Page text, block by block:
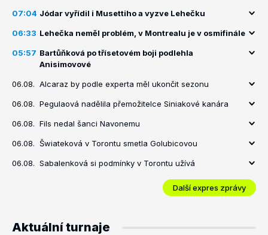
07:04 Jódar vyřídil i Musettiho a vyzve Lehečku
06:33 Lehečka neměl problém, v Montrealu je v osmifinále
05:57 Bartůňková po třísetovém boji podlehla
Anisimovové
06.08. Alcaraz by podle experta měl ukončit sezonu
06.08. Pegulaová nadělila přemožitelce Siniakové kanára
06.08. Fils nedal šanci Navonemu
06.08. Šwiateková v Torontu smetla Golubicovou
06.08. Sabalenková si podmínky v Torontu užívá
Další expres zprávy
Aktuální turnaje